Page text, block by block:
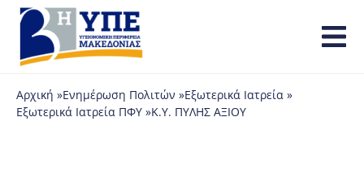
Αρχική »Ενημέρωση Πολιτών »Εξωτερικά Ιατρεία »
Εξωτερικά Ιατρεία ΠΦΥ »Κ.Υ. ΠΥΛΗΣ ΑΞΙΟΥ